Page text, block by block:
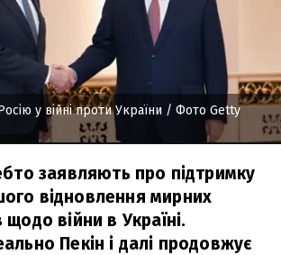
у війні проти України / Фото Getty
заявляють про підтримку
відновлення мирних
щодо війни в Україні.
Пекін і далі продовжує